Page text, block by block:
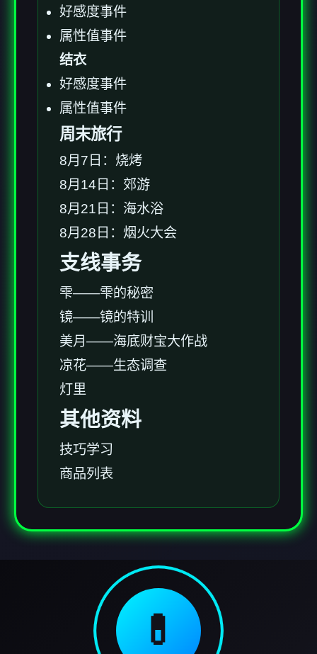
好感度事件
属性值事件
结衣
好感度事件
属性值事件
周末旅行
8月7日：烧烤
8月14日：郊游
8月21日：海水浴
8月28日：烟火大会
支线事务
雫——雫的秘密
镜——镜的特训
美月——海底财宝大作战
凉花——生态调查
灯里
其他资料
技巧学习
商品列表
💊